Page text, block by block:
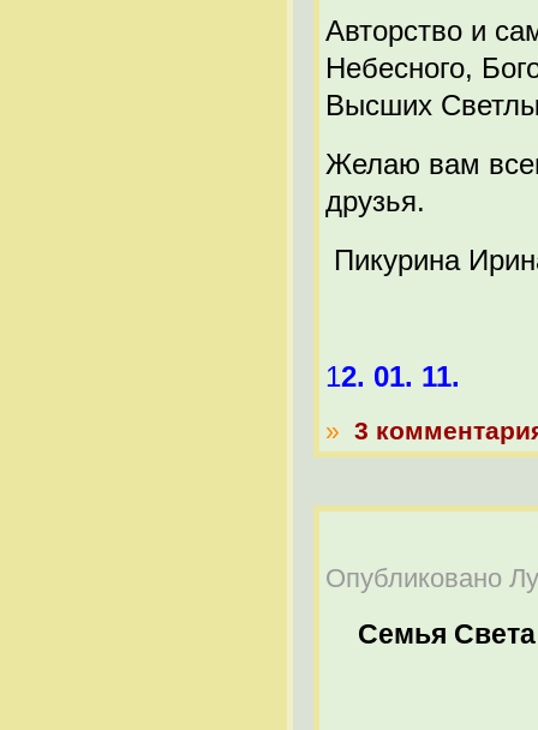
Авторство и
Небесного,
Высших
Желаю вам
друзья.
Пикурина
12. 01. 11.
» 3
Опубликовано
Семья Света